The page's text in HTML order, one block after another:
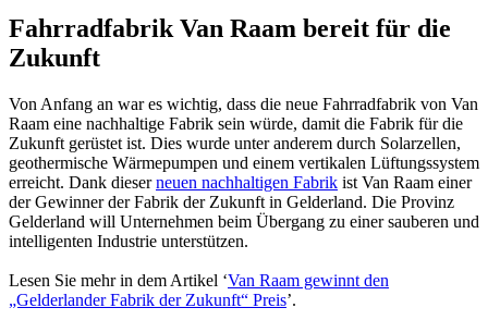
Fahrradfabrik Van Raam bereit für die
Zukunft
Von Anfang an war es wichtig, dass die neue Fahrradfabrik von Van
Raam eine nachhaltige Fabrik sein würde, damit die Fabrik für die
Zukunft gerüstet ist. Dies wurde unter anderem durch Solarzellen,
geothermische Wärmepumpen und einem vertikalen Lüftungssystem
erreicht. Dank dieserneuen nachhaltigen Fabrik ist Van Raam einer
der Gewinner der Fabrik der Zukunft in Gelderland. Die Provinz
Gelderland will Unternehmen beim Übergang zu einer sauberen und
intelligenten Industrie unterstützen.
Lesen Sie mehr in dem Artikel ‘Van Raam gewinnt den
„Gelderlander Fabrik der Zukunft“ Preis’.